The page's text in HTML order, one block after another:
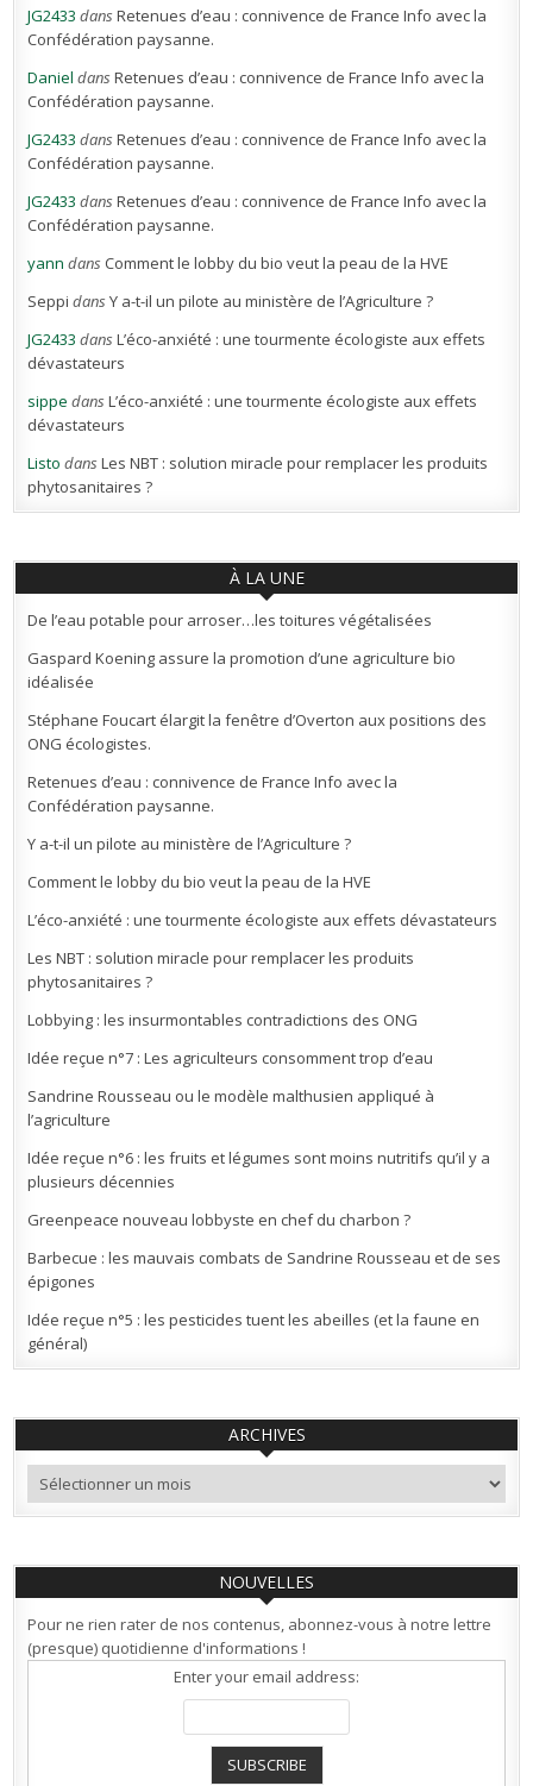
JG2433 dansRetenues d’eau : connivence de France Info avec la
Confédération paysanne.
Daniel dansRetenues d’eau : connivence de France Info avec la
Confédération paysanne.
JG2433 dansRetenues d’eau : connivence de France Info avec la
Confédération paysanne.
JG2433 dansRetenues d’eau : connivence de France Info avec la
Confédération paysanne.
yann dans Comment le lobby du bio veut la peau de la HVE
Seppi dansY a-t-il un pilote au ministère de l’Agriculture ?
JG2433 dansL’éco-anxiété : une tourmente écologiste aux effets
dévastateurs
sippe dansL’éco-anxiété : une tourmente écologiste aux effets
dévastateurs
Listo dansLes NBT : solution miracle pour remplacer les produits
phytosanitaires ?
À LA UNE
De l’eau potable pour arroser…les toitures végétalisées
Gaspard Koening assure la promotion d’une agriculture bio
idéalisée
Stéphane Foucart élargit la fenêtre d’Overton aux positions des
ONG écologistes.
Retenues d’eau : connivence de France Info avec la
Confédération paysanne.
Y a-t-il un pilote au ministère de l’Agriculture ?
Comment le lobby du bio veut la peau de la HVE
L’éco-anxiété : une tourmente écologiste aux effets dévastateurs
Les NBT : solution miracle pour remplacer les produits
phytosanitaires ?
Lobbying : les insurmontables contradictions des ONG
Idée reçue n°7 : Les agriculteurs consomment trop d’eau
Sandrine Rousseau ou le modèle malthusien appliqué à
l’agriculture
Idée reçue n°6 : les fruits et légumes sont moins nutritifs qu’il y a
plusieurs décennies
Greenpeace nouveau lobbyste en chef du charbon ?
Barbecue : les mauvais combats de Sandrine Rousseau et de ses
épigones
Idée reçue n°5 : les pesticides tuent les abeilles (et la faune en
général)
ARCHIVES
Archives
NOUVELLES
Pour ne rien rater de nos contenus, abonnez-vous à notre lettre
(presque) quotidienne d'informations !
Enter your email address: